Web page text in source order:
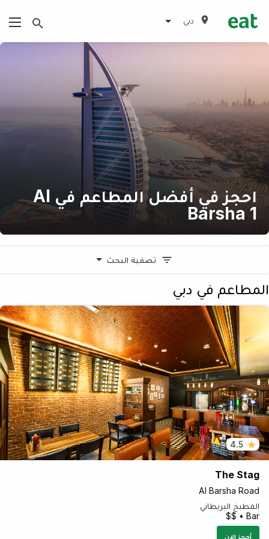
دبي
احجز في أفضل المطاعم في Al
Barsha 1
تصفية البحث
المطاعم في دبي
4.5
The Stag
Al Barsha Road
المطبخ البريطاني
Bar • $$
أحجز الان